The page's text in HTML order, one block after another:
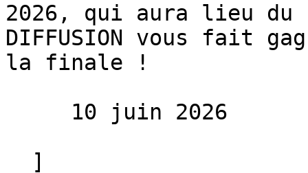
2026, qui aura lieu
DIFFUSION vous fait
la finale !